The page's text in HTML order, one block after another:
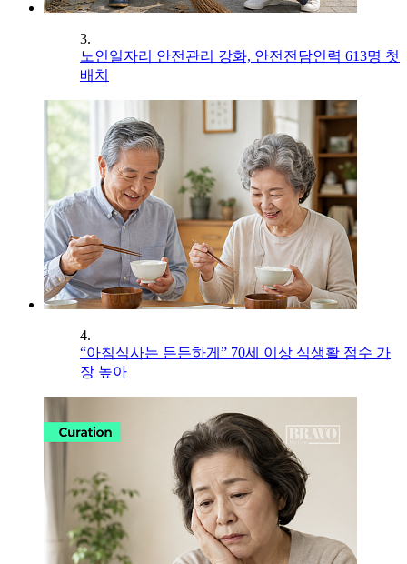
3.
노인일자리 안전관리 강화, 안전전담인력 613명 첫
배치
4.
“아침식사는 든든하게” 70세 이상 식생활 점수 가
장 높아